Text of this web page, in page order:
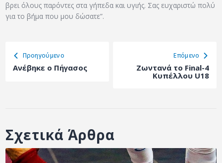
βρει όλους παρόντες στα γήπεδα και υγιής. Σας ευχαριστώ πολύ
για το βήμα που μου δώσατε”.
Προηγούμενο
Ανέβηκε ο Πήγασος
Eπόμενο
Ζωντανά το Final-4
Κυπέλλου U18
Σχετικά Άρθρα